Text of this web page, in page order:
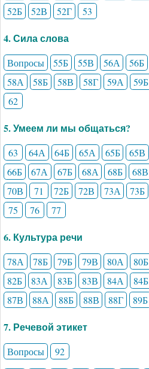
52Б
52В 52Г 53
4. Сила слова
Вопросы 55Б 55В 56А 56Б
58А
58Б 58В 58Г 59А 59Б
62
5. Умеем ли мы общаться?
63 64А 64Б 65А 65Б 65В
66Б
67А 67Б 68А 68Б 68В
70В
71 72Б 72В 73А 73Б
75
76 77
6. Культура речи
78А 78Б 79Б 79В 80А 80Б
82Б
83А 83Б 83В 84А 84Б
87В
88А 88Б 88В 88Г 89Б
7. Речевой этикет
Вопросы
92